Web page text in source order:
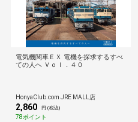
電気機関車ＥＸ 電機を探求するすべ
ての人へ Ｖｏｌ．４０
HonyaClub.com JRE MALL店
2,860 円 (税込)
78ポイント